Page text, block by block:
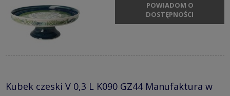
POWIADOM O
DOSTĘPNOŚCI
Kubek czeski V 0,3 L K090 GZ44 Manufaktura w